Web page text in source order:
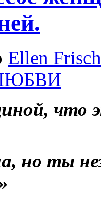
Ellen
что
но ты